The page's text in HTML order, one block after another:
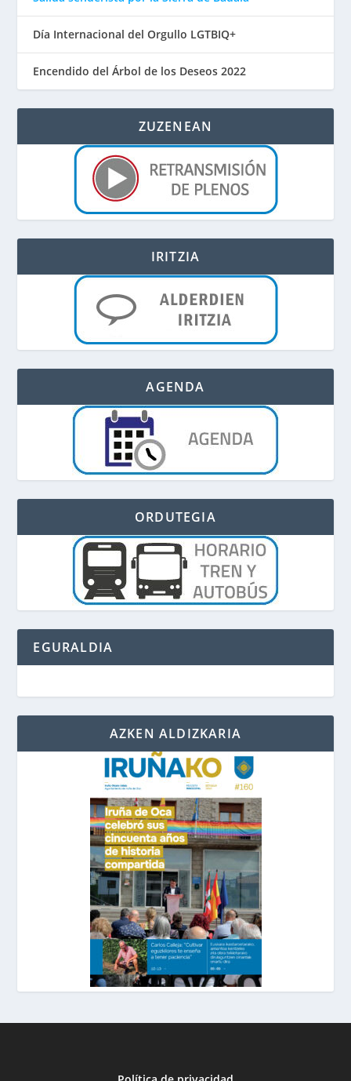
Día Internacional del Orgullo LGTBIQ+
Encendido del Árbol de los Deseos 2022
ZUZENEAN
IRITZIA
AGENDA
ORDUTEGIA
EGURALDIA
AZKEN ALDIZKARIA